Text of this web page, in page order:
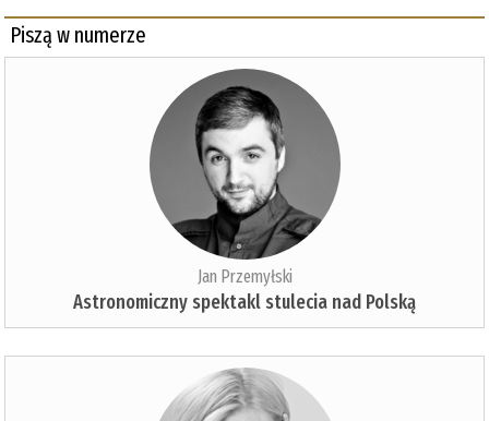
Piszą w numerze
Jan Przemyłski
Astronomiczny spektakl stulecia nad Polską